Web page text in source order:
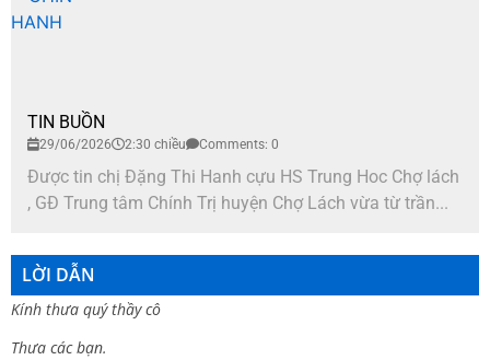
TIN BUỒN
29/06/2026 2:30 chiều Comments: 0
Được tin chị Đặng Thi Hanh cựu HS Trung Hoc Chợ lách
, GĐ Trung tâm Chính Trị huyện Chợ Lách vừa từ trần...
LỜI DẪN
Kính thưa quý thầy cô
Thưa các bạn.